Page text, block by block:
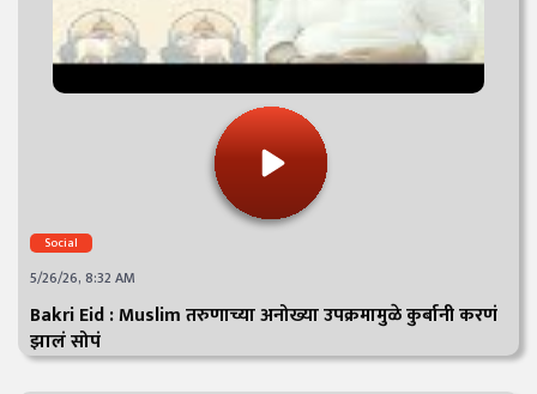
Social
5/26/26, 8:32 AM
Bakri Eid : Muslim तरुणाच्या अनोख्या उपक्रमामुळे कुर्बानी करणं
झालं सोपं